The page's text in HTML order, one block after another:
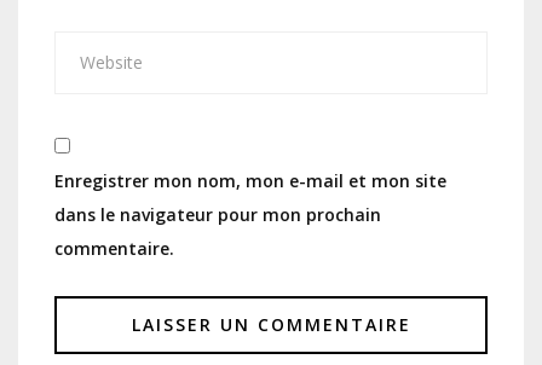
Enregistrer mon nom, mon e-mail et mon site
dans le navigateur pour mon prochain
commentaire.